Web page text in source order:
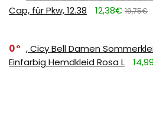
Cap, für Pkw, 12.38
12,38€ 19,75€
0
, Cicy Bell Damen
Einfarbig Hemdkleid Rosa L